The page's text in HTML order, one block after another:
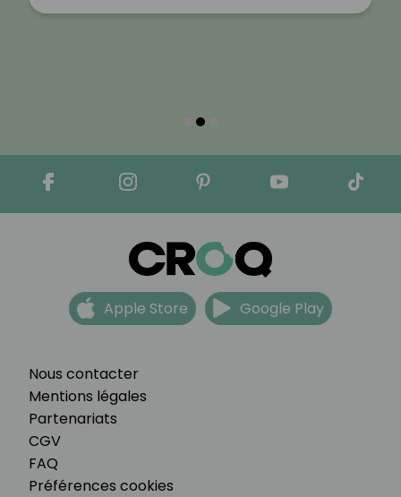
Nous contacter
Mentions légales
Partenariats
CGV
FAQ
Préférences cookies
Apple Store Google Play